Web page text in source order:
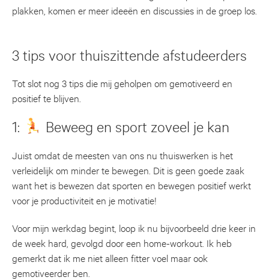
plakken, komen er meer ideeën en discussies in de groep los.
3 tips voor thuiszittende afstudeerders
Tot slot nog 3 tips die mij geholpen om gemotiveerd en
positief te blijven.
1: Beweeg en sport zoveel je kan
Juist omdat de meesten van ons nu thuiswerken is het
verleidelijk om minder te bewegen. Dit is geen goede zaak
want het is bewezen dat sporten en bewegen positief werkt
voor je productiviteit en je motivatie!
Voor mijn werkdag begint, loop ik nu bijvoorbeeld drie keer in
de week hard, gevolgd door een home-workout. Ik heb
gemerkt dat ik me niet alleen fitter voel maar ook
gemotiveerder ben.